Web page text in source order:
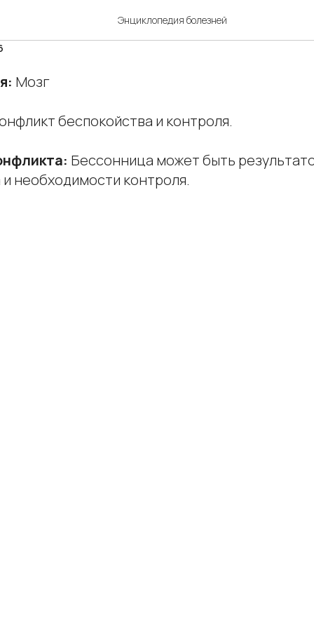
Энциклопедия болезней
Мозг
беспокойства и контроля.
Бессонница может быть
необходимости контроля.